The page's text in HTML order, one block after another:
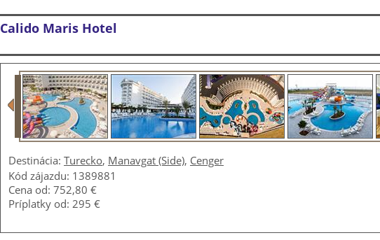
Calido Maris Hotel
Destinácia: Turecko, Manavgat (Side), Cenger
Kód zájazdu: 1389881
Cena od: 752,80 €
Príplatky od: 295 €